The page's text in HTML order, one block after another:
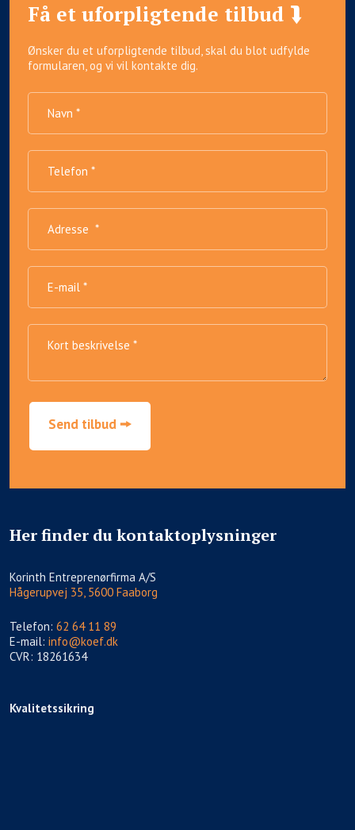
Få et uforpligtende tilbud ⮯
Ønsker du et uforpligtende tilbud, skal du blot udfylde
formularen, og vi vil kontakte dig.
Her finder du kontaktoplysninger
​Korinth Entreprenørfirma A/S
Hågerupvej 35, 5600 Faaborg
Telefon: 62 64 11 89
E-mail: info@koef.dk
CVR: 18261634
Kvalitetssikring​